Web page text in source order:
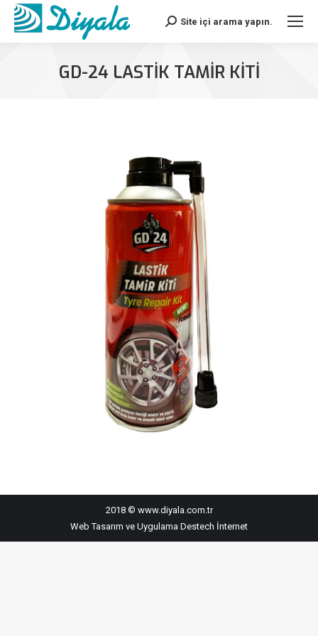
Search:Site içi arama yapın.
GD-24 LASTIK TAMIR KİTI
2018 © www.diyala.com.tr
Web Tasarım ve Uygulama Destech İnternet